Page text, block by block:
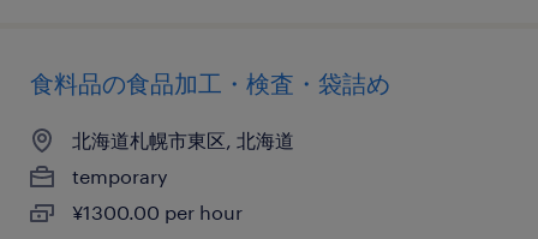
食料品の食品加工・検査・袋詰め
北海道札幌市東区, 北海道
temporary
¥1300.00 per hour